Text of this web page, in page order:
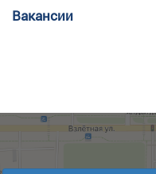
Вакансии